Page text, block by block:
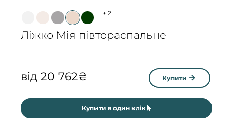
+ 2
Ліжко Мія півтораспальне
від 20 762₴ Купити
Купити в один клік